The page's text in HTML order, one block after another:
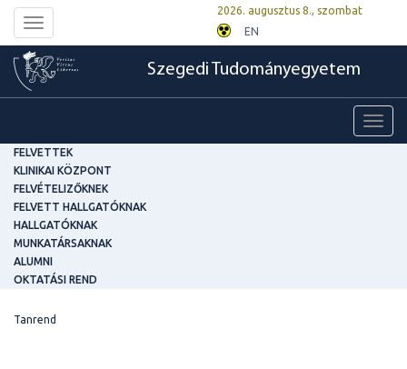
Toggle
navigation
2026. augusztus 8., szombat
EN
Szegedi Tudományegyetem
FELVETTEK
KLINIKAI KÖZPONT
FELVÉTELIZŐKNEK
FELVETT HALLGATÓKNAK
HALLGATÓKNAK
MUNKATÁRSAKNAK
ALUMNI
OKTATÁSI REND
Tanrend